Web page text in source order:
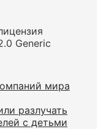
Generic
мира
разлучать
с детьми